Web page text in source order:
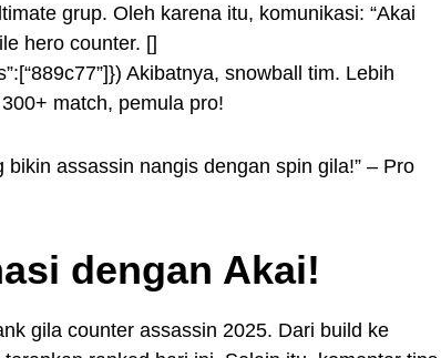
grup. Oleh karena itu, komunikasi: “Akai
hero counter. []
Akibatnya, snowball tim. Lebih
match, pemula pro!
assassin nangis dengan spin gila!” – Pro
dengan Akai!
gila counter assassin 2025. Dari build ke